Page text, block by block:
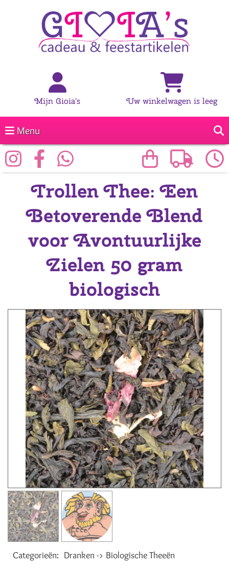
Mijn Gioia's Uw winkelwagen is leeg
Menu
Trollen Thee: Een
Betoverende Blend
voor Avontuurlijke
Zielen 50 gram
biologisch
Categorieën: Dranken -> Biologische Theeën